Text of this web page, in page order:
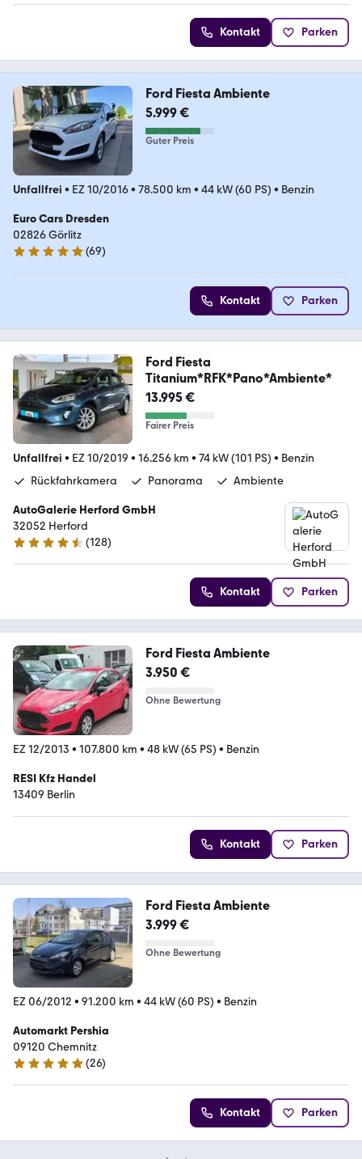
Kontakt Parken
Ford Fiesta Ambiente
5.999 €
Guter Preis
Unfallfrei • EZ 10/2016• 78.500 km • 44 kW (60 PS) • Benzin
Euro Cars Dresden
02826 Görlitz
5 Sterne
(69)
Kontakt Parken
Ford Fiesta
Titanium*RFK*Pano*Ambiente*
13.995 €
Fairer Preis
Unfallfrei • EZ 10/2019 • 16.256 km • 74 kW (101 PS) • Benzin
Rückfahrkamera
Panorama Ambiente
AutoGalerie Herford GmbH
32052 Herford
4.5 Sterne
(128)
Kontakt Parken
Ford Fiesta Ambiente
3.950 €
Ohne Bewertung
EZ 12/2013 • 107.800 km • 48 kW (65 PS) • Benzin
RESI Kfz Handel
13409 Berlin
Kontakt Parken
Ford Fiesta Ambiente
3.999 €
Ohne Bewertung
EZ 06/2012 • 91.200 km • 44 kW (60 PS) • Benzin
Automarkt Pershia
09120 Chemnitz
4.9 Sterne
(26)
Kontakt Parken